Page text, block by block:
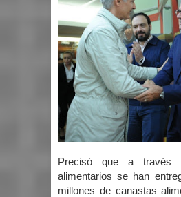
Precisó que a través
alimentarios se han
millones de canastas